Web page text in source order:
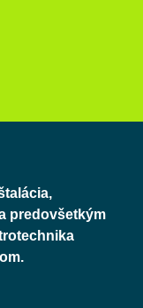
predovšetkým